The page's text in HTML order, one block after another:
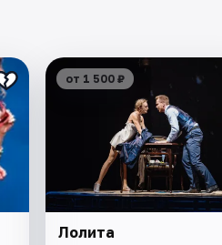
от 1 500 ₽
Лолита